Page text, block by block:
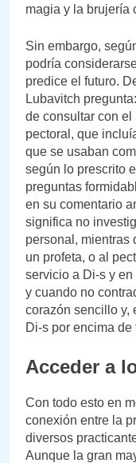
magia y la brujería
Sin embargo,
podría
predice el futuro.
Lubavitch
de consultar con el
pectoral, que
que se usaban
según lo prescrito
preguntas
en su comentario
significa no
personal, mientras
un profeta, o al
servicio a Di-s y
y cuando no
corazón sencillo y,
Di-s por encima de
Acceder a
Con todo esto en
conexión entre la
diversos
Aunque la gran